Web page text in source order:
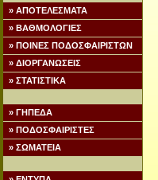
» ΑΠΟΤΕΛΕΣΜΑΤΑ
» ΒΑΘΜΟΛΟΓΙΕΣ
» ΠΟΙΝΕΣ ΠΟΔΟΣΦΑΙΡΙΣΤΩΝ
» ΔΙΟΡΓΑΝΩΣΕΙΣ
» ΣΤΑΤΙΣΤΙΚΑ
» ΓΗΠΕΔΑ
» ΠΟΔΟΣΦΑΙΡΙΣΤΕΣ
» ΣΩΜΑΤΕΙΑ